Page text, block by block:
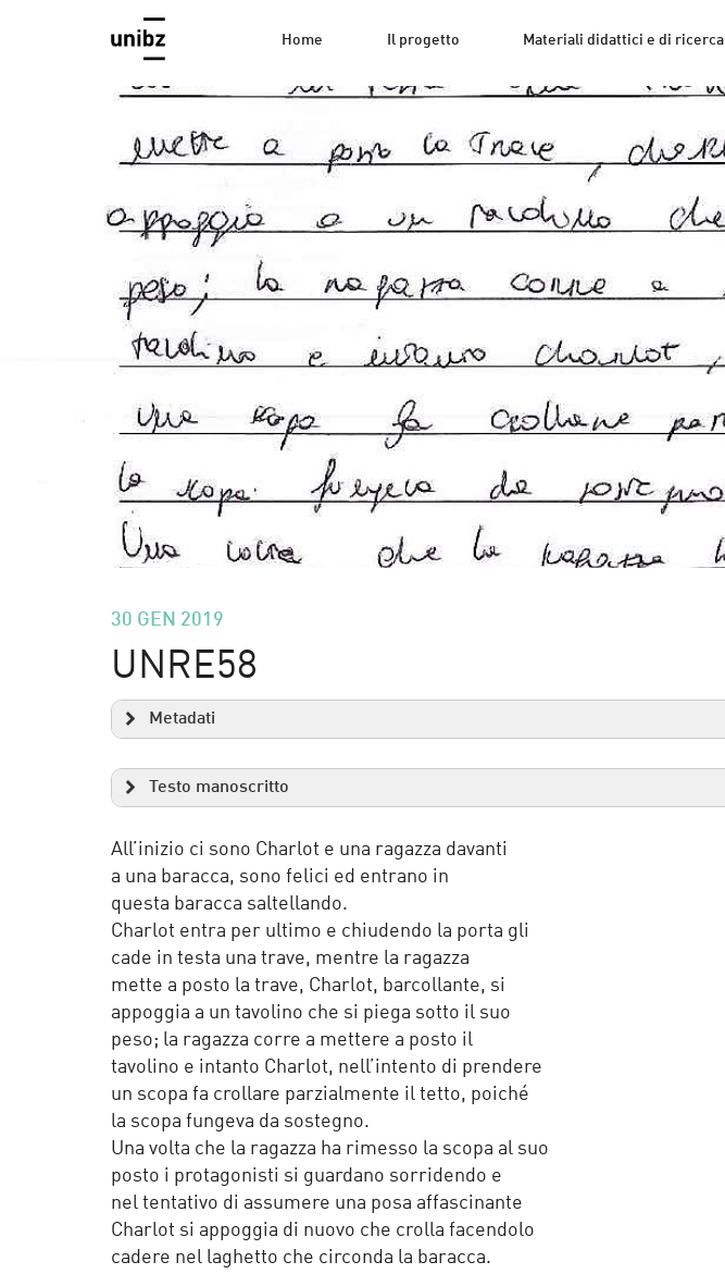
Home Il progetto Materiali didattici e di ricerca
30 GEN 2019
UNRE58
Metadati
Testo manoscritto
All’inizio ci sono Charlot e una ragazza davanti
a una baracca, sono felici ed entrano in
questa baracca saltellando.
Charlot entra per ultimo e chiudendo la porta gli
cade in testa una trave, mentre la ragazza
mette a posto la trave, Charlot, barcollante, si
appoggia a un tavolino che si piega sotto il suo
peso; la ragazza corre a mettere a posto il
tavolino e intanto Charlot, nell’intento di prendere
un scopa fa crollare parzialmente il tetto, poiché
la scopa fungeva da sostegno.
Una volta che la ragazza ha rimesso la scopa al suo
posto i protagonisti si guardano sorridendo e
nel tentativo di assumere una posa affascinante
Charlot si appoggia di nuovo che crolla facendolo
cadere nel laghetto che circonda la baracca.